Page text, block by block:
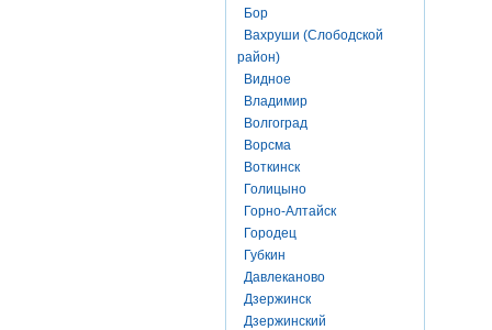
Бор
Вахруши (Слободской
район)
Видное
Владимир
Волгоград
Ворсма
Воткинск
Голицыно
Горно-Алтайск
Городец
Губкин
Давлеканово
Дзержинск
Дзержинский